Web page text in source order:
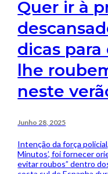
Quer ir à
dicas
lhe
neste
Junho 28, 2025
Intenção da força
Minutos’, foi fornecer
evitar roubos” dentro